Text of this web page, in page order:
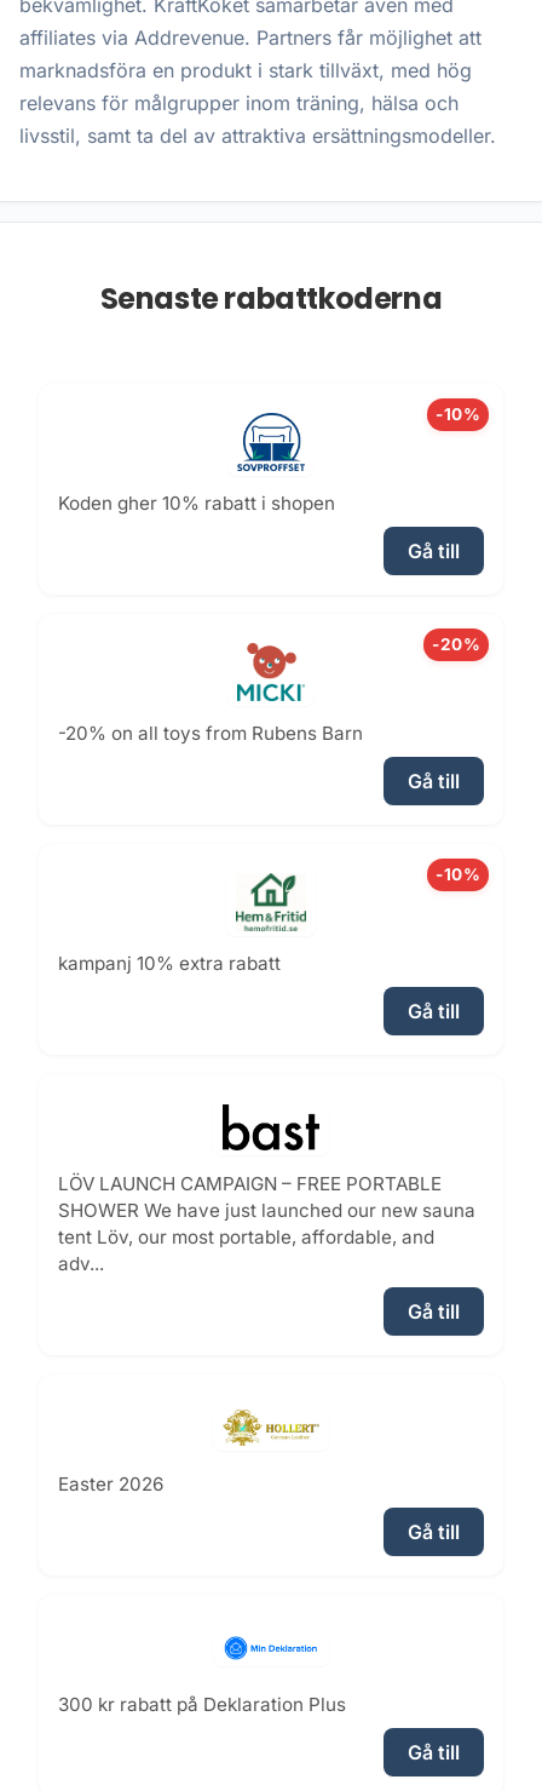
bekvämlighet. KraftKöket samarbetar även med
affiliates via Addrevenue. Partners får möjlighet att
marknadsföra en produkt i stark tillväxt, med hög
relevans för målgrupper inom träning, hälsa och
livsstil, samt ta del av attraktiva ersättningsmodeller.
Senaste rabattkoderna
-10%
Koden gher 10% rabatt i shopen
Gå till
-20%
-20% on all toys from Rubens Barn
Gå till
-10%
kampanj 10% extra rabatt
Gå till
LÖV LAUNCH CAMPAIGN – FREE PORTABLE
SHOWER We have just launched our new sauna
tent Löv, our most portable, affordable, and
adv...
Gå till
Easter 2026
Gå till
300 kr rabatt på Deklaration Plus
Gå till